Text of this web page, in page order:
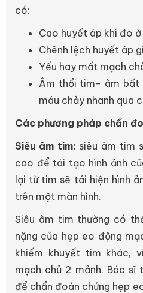
có:
Cao huyết áp khi đo
Chênh lệch huyết áp
Yếu hay mất mạch
Âm thổi tim- âm bất
máu chảy nhanh qua
Các phương pháp chẩn
Siêu âm tim: siêu âm tim
cao để tái tạo hình ảnh
lại từ tim sẽ tái hiện hình
trên một màn hình.
Siêu âm tim thường có
nặng của hẹp eo động
khiếm khuyết tim khác,
mạch chủ 2 mảnh. Bác sĩ
để chẩn đoán chứng hẹp